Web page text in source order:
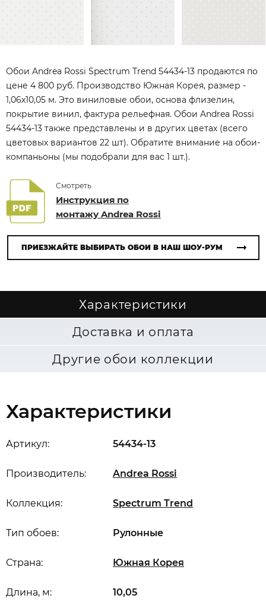
Обои Andrea Rossi Spectrum Trend 54434-13 продаются по
цене 4 800 руб. Производство Южная Корея, размер -
1,06x10,05 м. Это виниловые обои, основа флизелин,
покрытие винил, фактура рельефная. Обои Andrea Rossi
54434-13 также представлены и в других цветах (всего
цветовых вариантов 22 шт). Обратите внимание на обои-
компаньоны (мы подобрали для вас 1 шт.).
Смотреть
Инструкция по
монтажу Andrea Rossi
ПРИЕЗЖАЙТЕ ВЫБИРАТЬ ОБОИ В НАШ ШОУ-РУМ
Характеристики
Доставка и оплата
Другие обои коллекции
Характеристики
Артикул: 54434-13
Производитель: Andrea Rossi
Коллекция: Spectrum Trend
Длина, м: 10,05
Страна: Южная Корея
Тип обоев: Рулонные